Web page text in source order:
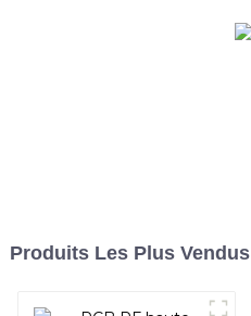
Produits Les Plus Vendus